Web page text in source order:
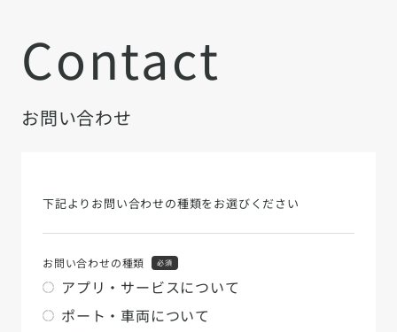
Contact
お問い合わせ
下記よりお問い合わせの種類をお選びください
お問い合わせの種類 必須
アプリ・サービスについて
ポート・車両について